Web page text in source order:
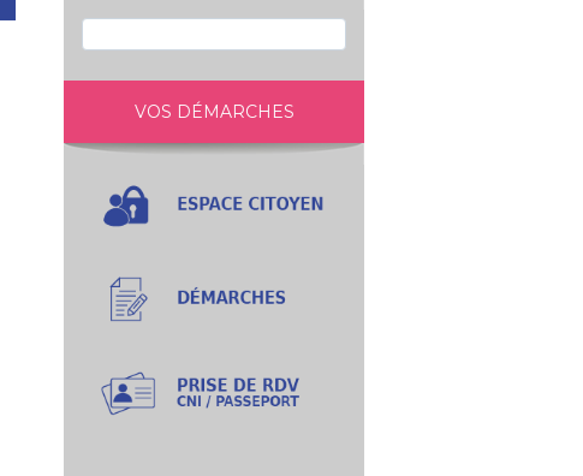
VOS DÉMARCHES